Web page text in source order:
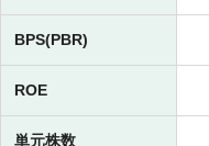
BPS(PBR)
ROE
単元株数